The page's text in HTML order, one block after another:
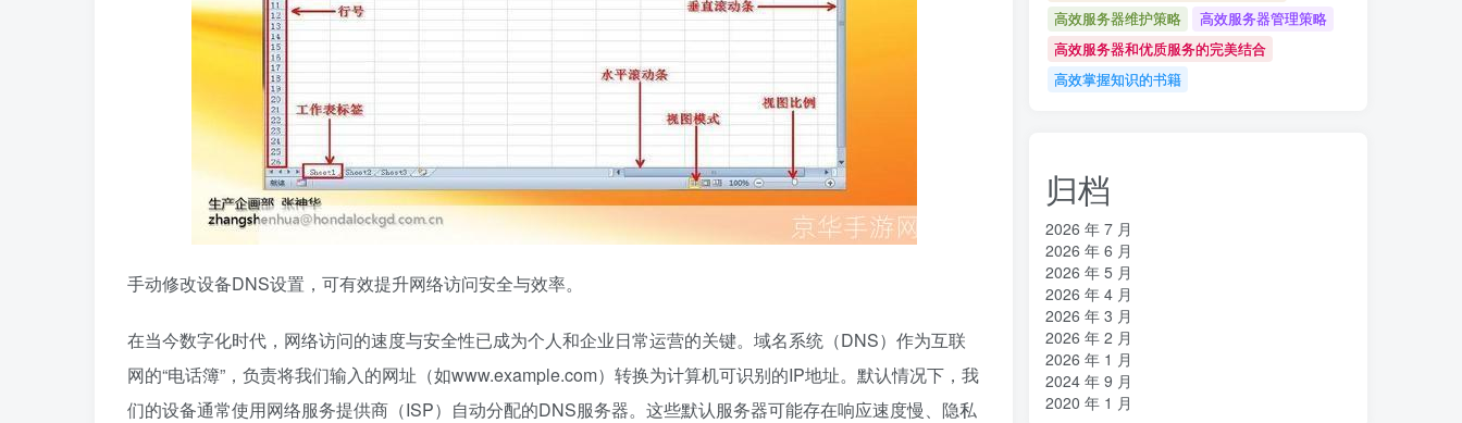
手动修改设备DNS设置，可有效提升网络访问安全与效率。
在当今数字化时代，网络访问的速度与安全性已成为个人和企业日常运营的关键。域名系统（DNS）作为互联
网的“电话簿”，负责将我们输入的网址（如www.example.com）转换为计算机可识别的IP地址。默认情况下，我
们的设备通常使用网络服务提供商（ISP）自动分配的DNS服务器。这些默认服务器可能存在响应速度慢、隐私
高效服务器维护策略
高效服务器管理策略
高效服务器和优质服务的完美结合
高效掌握知识的书籍
归档
2026 年 7 月
2026 年 6 月
2026 年 5 月
2026 年 4 月
2026 年 3 月
2026 年 2 月
2026 年 1 月
2024 年 9 月
2020 年 1 月